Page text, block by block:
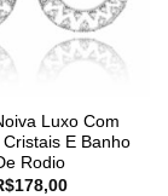
Luxo Com
E Banho
Rodio
178,00